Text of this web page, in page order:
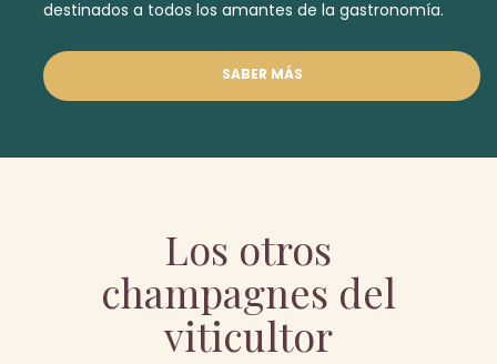
destinados a todos los amantes de la gastronomía.
SABER MÁS
Los otros
champagnes del
viticultor